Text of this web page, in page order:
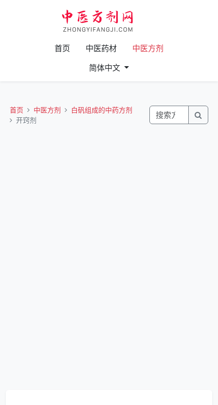
首页 中医药材
中医方剂
简体中文
首页 中医方剂
白矾组成的中药方剂
开窍剂